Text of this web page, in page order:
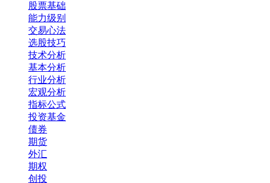
股票基础
能力级别
交易心法
选股技巧
技术分析
基本分析
行业分析
宏观分析
指标公式
投资基金
债券
期货
外汇
期权
创投